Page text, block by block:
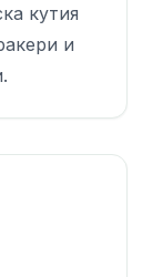
кутия
и